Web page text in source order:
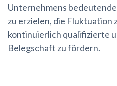
Unternehmens
zu erzielen, die Fluktuation
kontinuierlich qualifizierte
Belegschaft zu fördern.